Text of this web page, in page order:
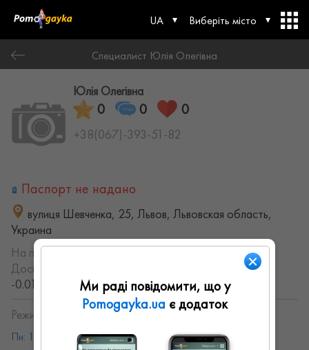
UA Виберіть місто
Специалист Юлія Олегівна
Юлія Олегівна
0 0 0
+38(067)-393-51-82
Паспорт не надано
вулиця Шевченка, 25, Львов, Львовская область,
Украина
На порталі з:
Досвід роботи:
с 2007 года (19.218363279102 лет,
-0.017049772511228 месяцев)
Режим работы:
Пн: 10:00 - 18:00
Вт: 10:00 - 18:00
Ми раді повідомити, що у
Pomogayka.ua є додаток